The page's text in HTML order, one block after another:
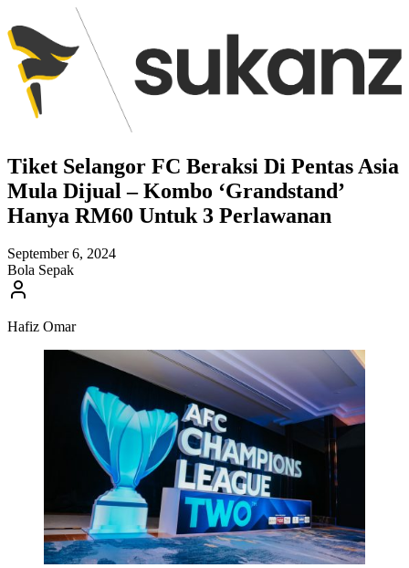
Tiket Selangor FC Beraksi Di Pentas Asia
Mula Dijual – Kombo ‘Grandstand’
Hanya RM60 Untuk 3 Perlawanan
September 6, 2024
Bola Sepak
Hafiz Omar